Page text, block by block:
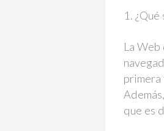
1. ¿Qué
La
primera
que es